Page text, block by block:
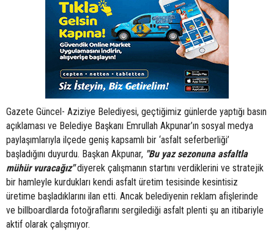
Gazete Güncel- Aziziye Belediyesi, geçtiğimiz günlerde yaptığı basın
açıklaması ve Belediye Başkanı Emrullah Akpunar’ın sosyal medya
paylaşımlarıyla ilçede geniş kapsamlı bir ‘asfalt seferberliği’
başladığını duyurdu. Başkan Akpunar, "Bu yaz sezonuna asfaltla
mühür vuracağız"diyerek çalışmanın startını verdiklerini ve stratejik
bir hamleyle kurdukları kendi asfalt üretim tesisinde kesintisiz
üretime başladıklarını ilan etti. Ancak belediyenin reklam afişlerinde
ve billboardlarda fotoğraflarını sergilediği asfalt plenti şu an itibariyle
aktif olarak çalışmıyor.